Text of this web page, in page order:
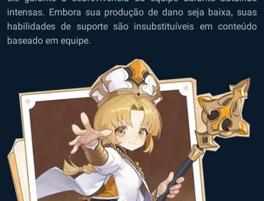
intensas. Embora sua produção de dano seja baixa, suas
habilidades de suporte são insubstituíveis em conteúdo
baseado em equipe.